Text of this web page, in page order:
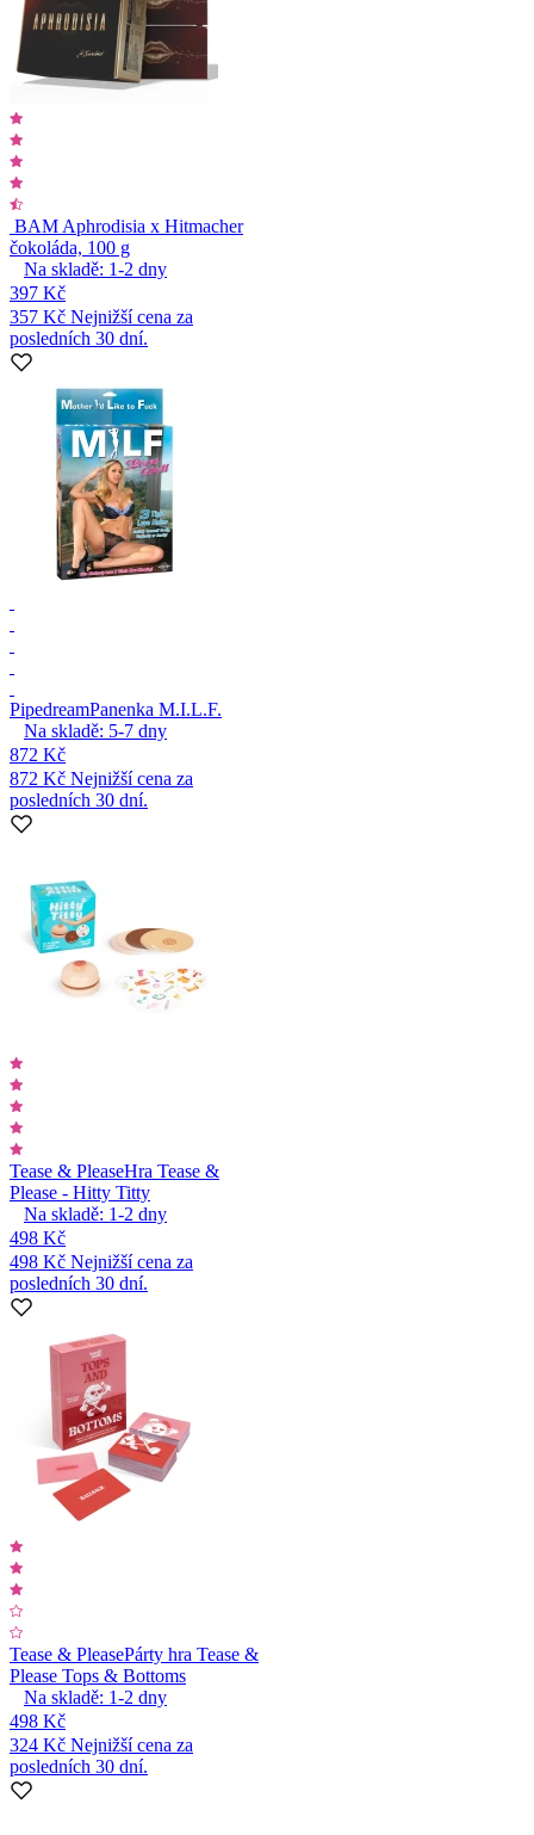
BAM Aphrodisia x Hitmacher
čokoláda, 100 g
Na skladě: 1-2 dny
397 Kč
357 Kč Nejnižší cena za
posledních 30 dní.
PipedreamPanenka M.I.L.F.
Na skladě: 5-7 dny
872 Kč
872 Kč Nejnižší cena za
posledních 30 dní.
Tease & PleaseHra Tease &
Please - Hitty Titty
Na skladě: 1-2 dny
498 Kč
498 Kč Nejnižší cena za
posledních 30 dní.
Tease & PleasePárty hra Tease &
Please Tops & Bottoms
Na skladě: 1-2 dny
498 Kč
324 Kč Nejnižší cena za
posledních 30 dní.